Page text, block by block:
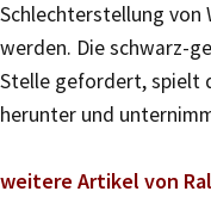
Schlechterstellung von
werden. Die schwarz-
Stelle gefordert, spielt
herunter und
weitere Artikel von